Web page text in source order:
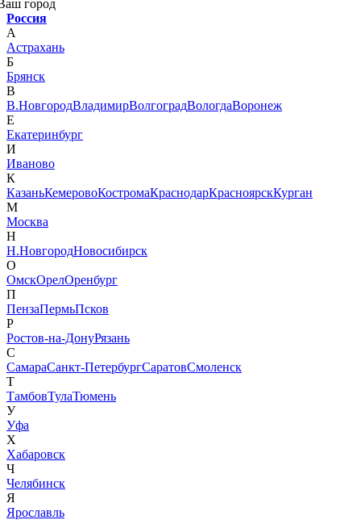
город
Россия
А
Астрахань
Б
Брянск
В
В.НовгородВладимирВолгоградВологдаВоронеж
Е
Екатеринбург
И
Иваново
К
КазаньКемеровоКостромаКраснодарКрасноярскКурган
М
Москва
Н
Н.НовгородНовосибирск
О
ОмскОрелОренбург
П
ПензаПермьПсков
Р
Ростов-на-ДонуРязань
С
СамараСанкт-ПетербургСаратовСмоленск
Т
ТамбовТулаТюмень
У
Уфа
Х
Хабаровск
Ч
Челябинск
Я
Ярославль